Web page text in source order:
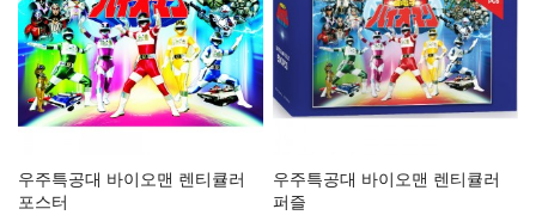
우주특공대 바이오맨 렌티큘러
포스터
우주특공대 바이오맨 렌티큘러
퍼즐